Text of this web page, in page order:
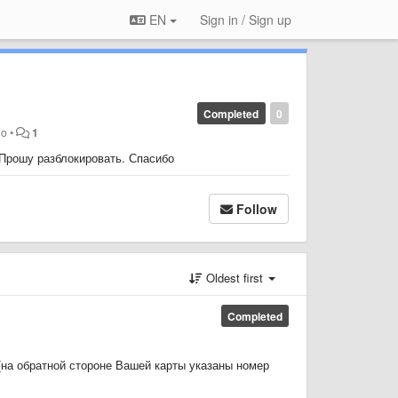
EN Sign in / Sign up
0
Completed
• 1
разблокировать. Спасибо
Follow
Oldest first
Completed
обратной стороне Вашей карты указаны номер